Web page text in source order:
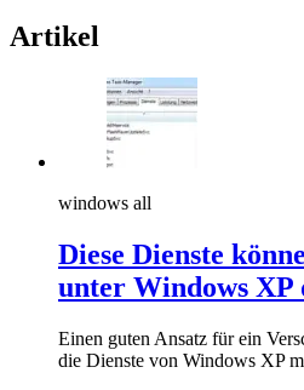
Artikel
windows all
Diese Dienste
unter Windows XP
Einen guten Ansatz für ein
die Dienste von Windows XP